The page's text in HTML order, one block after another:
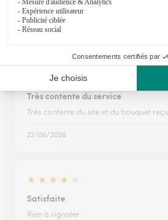
Respect du délai de livraison. Qualité
18/12/2025
★ ★ ★
Très contente du service
Très contente du site et du bouquet
22/06/2026
★ ★ ★ ★
Satisfaite
Rien à signaler